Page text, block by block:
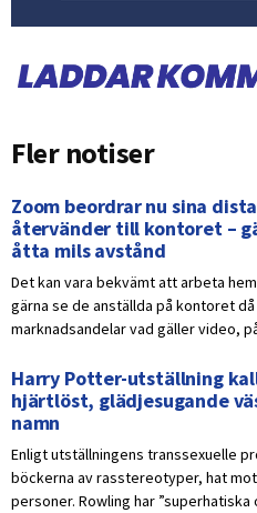
Fler notiser
Zoom beordrar nu sina
återvänder till kontoret –
åtta mils avstånd
Det kan vara bekvämt att arbeta
gärna se de anställda på kontoret
marknadsandelar vad gäller video,
Harry Potter-utställning
hjärtlöst, glädjesugande
namn
Enligt utställningens transsexuelle
böckerna av rasstereotyper, hat
personer. Rowling har